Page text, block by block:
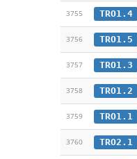
3755 TRO1.4
3756 TRO1.5
3757 TRO1.3
3758 TRO1.2
3759 TRO1.1
3760 TRO2.1